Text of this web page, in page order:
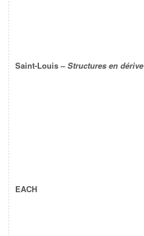
Saint-Louis –Structures en dérive
EACH